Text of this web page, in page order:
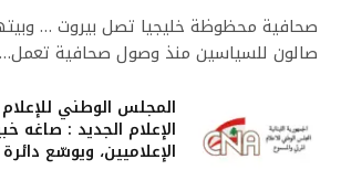
صحافية محظوظة خليجيا تصل بيروت …
صالون للسياسين منذ وصول صحافية تعمل…
المجلس الوطني
الإعلام الجديد : صاغه
الإعلاميين، ويوسّع